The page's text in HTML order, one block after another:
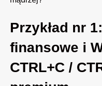
Przykład nr
finansowe i
CTRL+C /